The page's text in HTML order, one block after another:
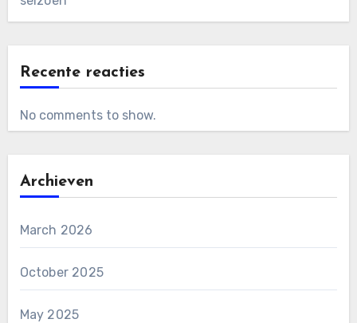
Recente reacties
No comments to show.
Archieven
March 2026
October 2025
May 2025